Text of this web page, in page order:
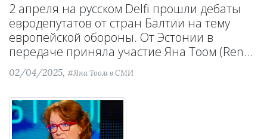
2 апреля на русском Delfi прошли дебаты
евродепутатов от стран Балтии на тему
европейской обороны. От Эстонии в
передаче приняла участие Яна Тоом (Ren...
02/04/2025, #Яна Тоом в СМИ